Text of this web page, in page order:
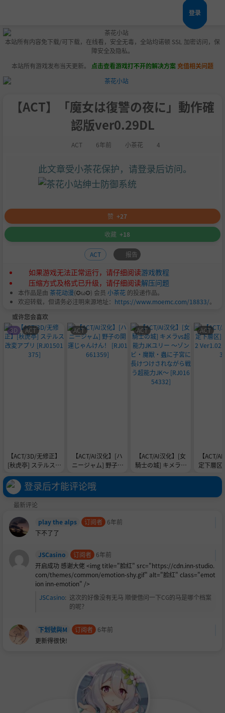
登录
本站所有内容免下载/可下载，在线看，安全无毒，全站均诺顿 SSL 加密访问，保
障安全及隐私。
本站所有游戏发布当天更新。 点击查看游戏打不开的解决方案充值相关问题
【ACT】「魔女は復讐の夜に」動作確
認版ver0.29DL
ACT 6年前 小茶花 4
此文章受小茶花保护，请登录后访问。
赞 +27
收藏 +18
ACT 报告
如果游戏无法正常运行，请仔细阅读游戏教程
压缩方式及格式已升级，请仔细阅读解压问题
本作品是由 茶花动漫(✪ω✪) 会员 小茶花 的投递作品。
欢迎转载，但请务必注明来源地址： https://www.moemc.com/18833/。
或许您会喜欢
【ACT/3D/无修正】
[秋虎亭] ステルス改
375]
3D ACT
【ACT/AI汉化】[ハ
ニージャム] 野子の
[RJ01661359]
ACT
【ACT/AI汉化】[女
騎士の城] キメラvs
ACT
【ACT/
定下層区
ACT
登录后才能评论哦
最新评论
play the alps
订阅者
6年前
下不了了
JSCasino 订阅者
6年前
开启成功 感谢大佬 <img title="脸红" src="https://cdn.inn-studio.
com/themes/common/emotion-shy.gif" alt="脸红" class="emot
ion inn-emotion" />
JSCasino: 这次的好像没有无马 顺便借问一下CG的马是哪个档案
的呢？
下划號與M 订阅者
6年前
更新得很快!